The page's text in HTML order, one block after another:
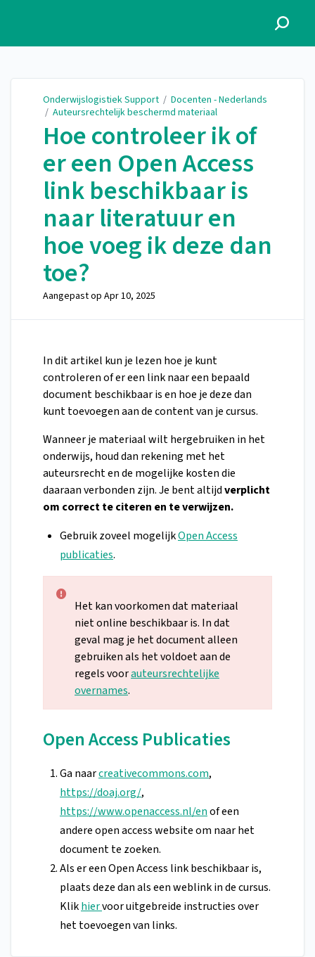
Onderwijslogistiek Support / Docenten - Nederlands
/ Auteursrechtelijk beschermd materiaal
Hoe controleer ik of
er een Open Access
link beschikbaar is
naar literatuur en
hoe voeg ik deze dan
toe?
Aangepast op Apr 10, 2025
In dit artikel kun je lezen hoe je kunt
controleren of er een link naar een bepaald
document beschikbaar is en hoe je deze dan
kunt toevoegen aan de content van je cursus.
Wanneer je materiaal wilt hergebruiken in het
onderwijs, houd dan rekening met het
auteursrecht en de mogelijke kosten die
daaraan verbonden zijn. Je bent altijdverplicht
om correct te citeren en te verwijzen.
Gebruik zoveel mogelijkOpen Access
publicaties.
Het kan voorkomen dat materiaal
niet online beschikbaar is. In dat
geval mag je het document alleen
gebruiken als het voldoet aan de
regels voorauteursrechtelijke
overnames.
Open Access Publicaties
Ga naarcreativecommons.com,
https://doaj.org/,
https://www.openaccess.nl/enof een
andere open access website om naar het
document te zoeken.
Als er een Open Access link beschikbaar is,
plaats deze dan als een weblink in de cursus.
Klikhiervoor uitgebreide instructies over
het toevoegen van links.